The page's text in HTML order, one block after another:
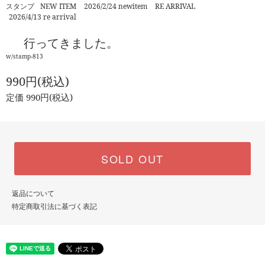
スタンプ NEW ITEM 2026/2/24 newitem
RE ARRIVAL
2026/4/13 re arrival
行ってきました。
w/stamp-813
990円(税込)
定価 990円(税込)
SOLD OUT
返品について
特定商取引法に基づく表記